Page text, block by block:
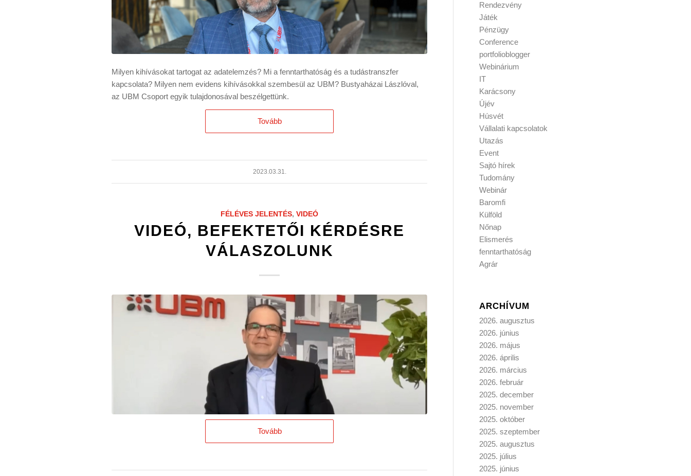
Milyen kihívásokat tartogat az adatelemzés? Mi a fenntarthatóság és a tudástranszfer
kapcsolata? Milyen nem evidens kihívásokkal szembesül az UBM? Bustyaházai Lászlóval,
az UBM Csoport egyik tulajdonosával beszélgettünk.
Tovább
2023.03.31.
FÉLÉVES JELENTÉS,VIDEÓ
VIDEÓ, BEFEKTETŐI KÉRDÉSRE
VÁLASZOLUNK
Tovább
Rendezvény
Játék
Pénzügy
Conference
portfolioblogger
Webinárium
IT
Karácsony
Újév
Húsvét
Vállalati kapcsolatok
Utazás
Event
Sajtó hírek
Tudomány
Webinár
Baromfi
Külföld
Nőnap
Elismerés
fenntarthatóság
Agrár
ARCHÍVUM
2026. augusztus
2026. június
2026. május
2026. április
2026. március
2026. február
2025. december
2025. november
2025. október
2025. szeptember
2025. augusztus
2025. július
2025. június